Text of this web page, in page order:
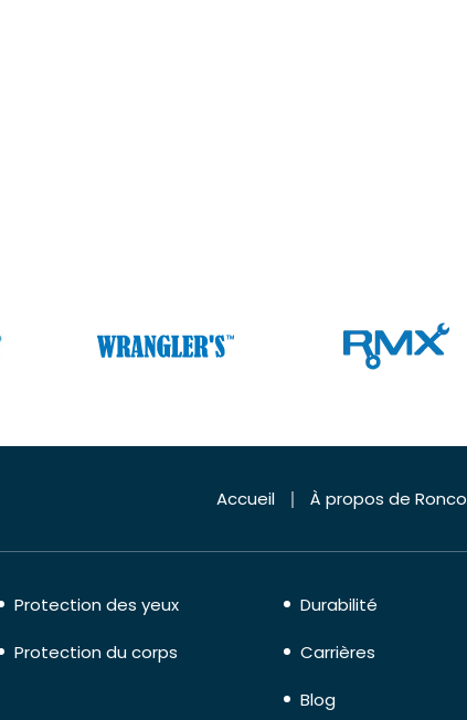
Accueil À propos de Ronco
Protection des yeux
Protection du corps
Durabilité
Carrières
Blog